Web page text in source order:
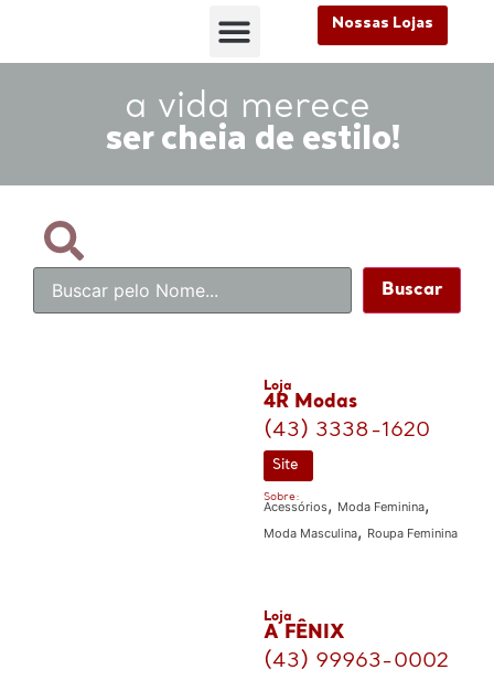
Nossas Lojas
Nossas Lojas
a vida merece
ser cheia de estilo!
Buscar
Loja
4R Modas
(43) 3338-1620
Site
Sobre:
Acessórios, Moda Feminina,
Moda Masculina, Roupa Feminina
Loja
A FÊNIX
(43) 99963-0002